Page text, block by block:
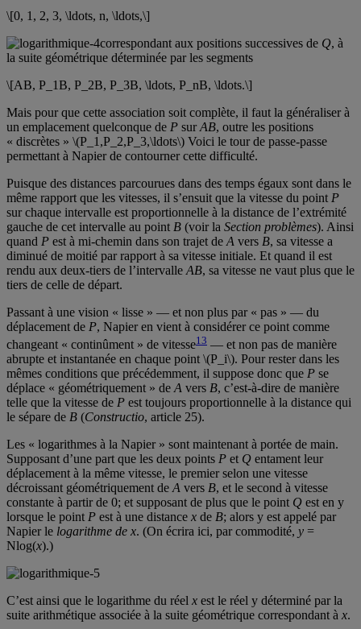
\[0, 1, 2, 3, \ldots, n, \ldots,\]
correspondant aux positions successives de Q, à
la suite géométrique déterminée par les segments
\[AB, P_1B, P_2B, P_3B, \ldots, P_nB, \ldots.\]
Mais pour que cette association soit complète, il faut la généraliser à
un emplacement quelconque de P surAB, outre les positions
« discrètes » \(P_1,P_2,P_3,\ldots\) Voici le tour de passe-passe
permettant à Napier de contourner cette difficulté.
Puisque des distances parcourues dans des temps égaux sont dans le
même rapport que les vitesses, il s’ensuit que la vitesse du point P
sur chaque intervalle est proportionnelle à la distance de l’extrémité
gauche de cet intervalle au point B (voir la Section problèmes). Ainsi
quand P est à mi-chemin dans son trajet de A vers B, sa vitesse a
diminué de moitié par rapport à sa vitesse initiale. Et quand il est
rendu aux deux-tiers de l’intervalle AB, sa vitesse ne vaut plus que le
tiers de celle de départ.
Passant à une vision « lisse » — et non plus par « pas » — du
déplacement de P, Napier en vient à considérer ce point comme
changeant « continûment » de vitesse13 — et non pas de manière
abrupte et instantanée en chaque point \(P_i\). Pour rester dans les
mêmes conditions que précédemment, il suppose donc que P se
déplace « géométriquement » de A vers B, c’est-à-dire de manière
telle que la vitesse de P est toujours proportionnelle à la distance qui
le sépare de B (Constructio, article 25).
Les « logarithmes à la Napier » sont maintenant à portée de main.
Supposant d’une part que les deux points P et Q entament leur
déplacement à la même vitesse, le premier selon une vitesse
décroissant géométriquement de A vers B, et le second à vitesse
constante à partir de 0; et supposant de plus que le point Q est en y
lorsque le point P est à une distance x de B; alors y est appelé par
Napier le logarithme de x. (On écrira ici, par commodité, y =
Nlog(x).)
C’est ainsi que le logarithme du réel x est le réel y déterminé par la
suite arithmétique associée à la suite géométrique correspondant à x.